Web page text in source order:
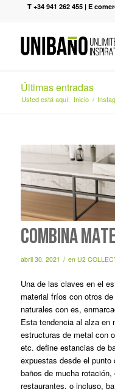
T +34 941 262 455 |E
Últimas entradas
Usted está aquí: Inicio /
COMBINA
abril 30, 2021 / en U2
Una de las claves en el
material fríos con otros
naturales con es,
Esta tendencia al alza en
estructuras de metal con
etc. define estancias de
expuestas desde el
baños de mucha
restaurantes. o incluso,